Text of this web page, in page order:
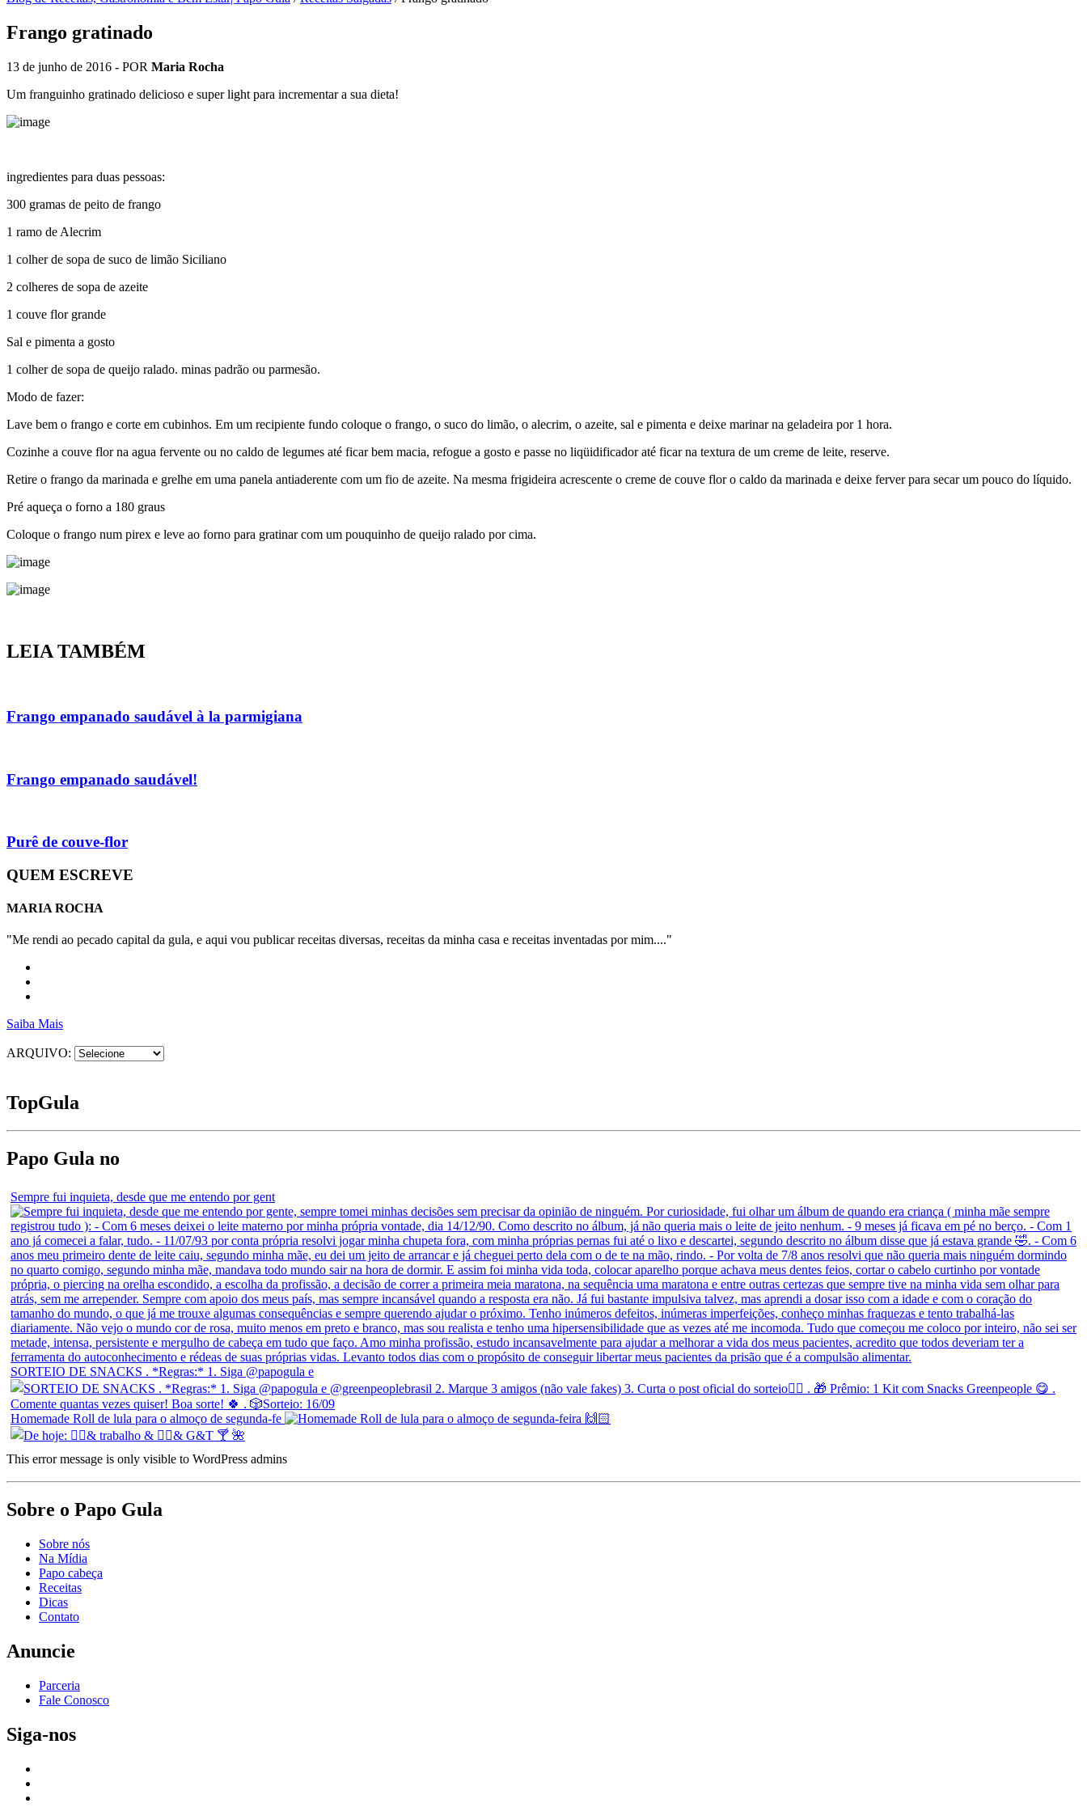
Frango gratinado
13 de junho de 2016 - POR Maria Rocha
Um franguinho gratinado delicioso e super light para incrementar a sua dieta!
ingredientes para duas pessoas:
300 gramas de peito de frango
1 ramo de Alecrim
1 colher de sopa de suco de limão Siciliano
2 colheres de sopa de azeite
1 couve flor grande
Sal e pimenta a gosto
1 colher de sopa de queijo ralado. minas padrão ou parmesão.
Modo de fazer:
Lave bem o frango e corte em cubinhos. Em um recipiente fundo coloque o frango, o suco do limão, o alecrim, o azeite, sal e pimenta e deixe marinar na geladeira por 1 hora.
Cozinhe a couve flor na agua fervente ou no caldo de legumes até ficar bem macia, refogue a gosto e passe no liqüidificador até ficar na textura de um creme de leite, reserve.
Retire o frango da marinada e grelhe em uma panela antiaderente com um fio de azeite. Na mesma frigideira acrescente o creme de couve flor o caldo da marinada e deixe ferver para secar um pouco do líquido.
Pré aqueça o forno a 180 graus
Coloque o frango num pirex e leve ao forno para gratinar com um pouquinho de queijo ralado por cima.
LEIA TAMBÉM
Frango empanado saudável à la parmigiana
Frango empanado saudável!
Purê de couve-flor
QUEM ESCREVE
MARIA ROCHA
"Me rendi ao pecado capital da gula, e aqui vou publicar receitas diversas, receitas da minha casa e receitas inventadas por mim...."
Saiba Mais
ARQUIVO:
TopGula
Papo Gula no
Sempre fui inquieta, desde que me entendo por gent
SORTEIO DE SNACKS . *Regras:* 1. Siga @papogula e
Homemade Roll de lula para o almoço de segunda-fe
This error message is only visible to WordPress admins
Sobre o Papo Gula
Sobre nós
Na Mídia
Papo cabeça
Receitas
Dicas
Contato
Anuncie
Parceria
Fale Conosco
Siga-nos